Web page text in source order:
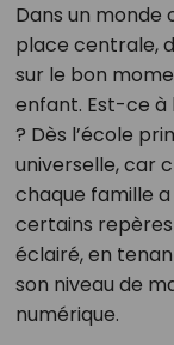
Dans un monde
place centrale,
sur le bon
enfant. Est-ce à
? Dès l’école
universelle, car
chaque famille
certains
éclairé, en
son niveau de
numérique.